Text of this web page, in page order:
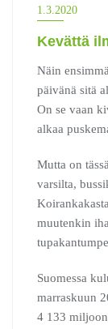
1.3.2020
Kevättä
Näin
päivänä sitä
On se vaan
alkaa
Mutta on
varsilta,
muutenkin
Suomessa
marraskuun
4 133